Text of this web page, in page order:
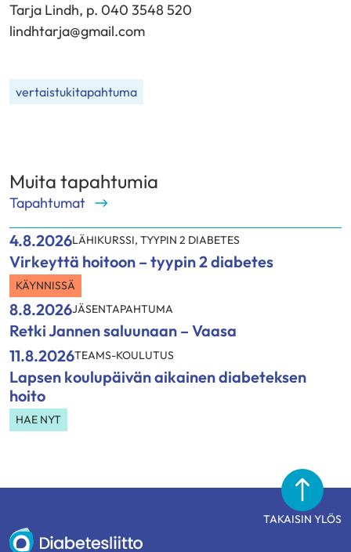
Tarja Lindh, p. 040 3548 520
lindhtarja@gmail.com
vertaistukitapahtuma
Muita tapahtumia
Tapahtumat
4.8.2026LÄHIKURSSI, TYYPIN 2 DIABETES
Virkeyttä hoitoon – tyypin 2 diabetes
KÄYNNISSÄ
8.8.2026JÄSENTAPAHTUMA
Retki Jannen saluunaan – Vaasa
11.8.2026TEAMS-KOULUTUS
Lapsen koulupäivän aikainen diabeteksen
hoito
HAE NYT
TAKAISIN YLÖS
Diabetesliitto